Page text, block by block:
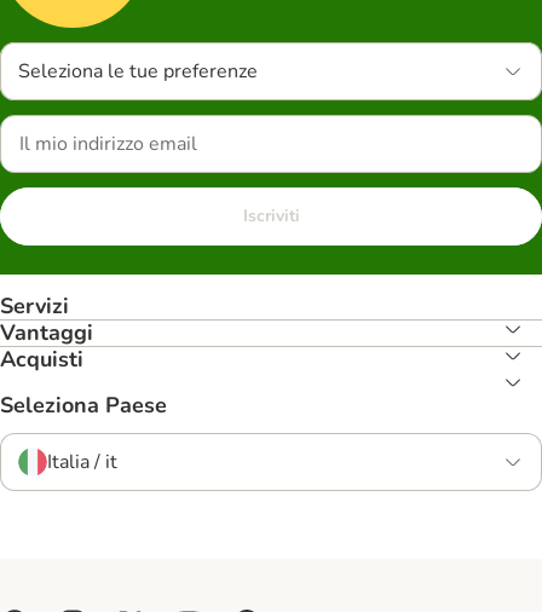
Seleziona le tue preferenze
Iscriviti
Servizi
Vantaggi
Acquisti
Seleziona Paese
Italia / it